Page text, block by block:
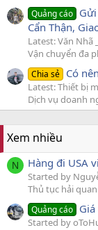
Quảng cáo
Cẩn Thận,
Latest: Văn Nhã
Vận chuyển đa
Chia sẻ Có
Latest: Thiết bị
Dịch vụ doanh
Xem nhiều
N Hàng đi USA
Started by
Thủ tục hải quan
Quảng cáo
Started by